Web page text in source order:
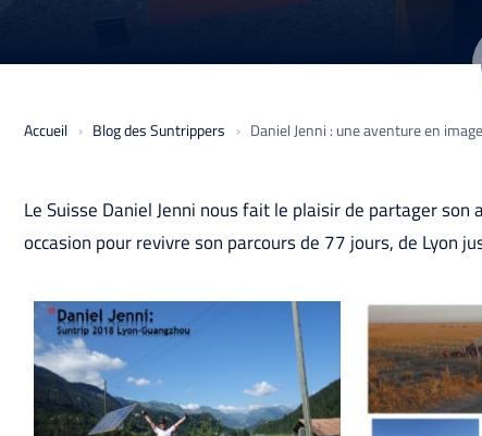
Accueil Blog des Suntrippers Daniel Jenni : une aventure en image
Le Suisse Daniel Jenni nous fait le plaisir de partager son
occasion pour revivre son parcours de 77 jours, de Lyon